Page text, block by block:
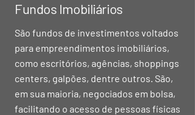
Fundos Imobiliários
São fundos de investimentos voltados
para empreendimentos imobiliários,
como escritórios, agências, shoppings
centers, galpões, dentre outros. São,
em sua maioria, negociados em bolsa,
facilitando o acesso de pessoas físicas